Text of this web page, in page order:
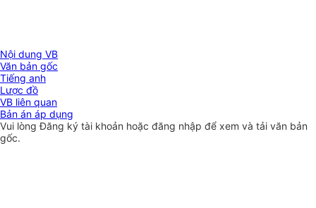
Nội dung VB
Văn bản gốc
Tiếng anh
Lược đồ
VB liên quan
Bản án áp dụng
Vui lòngĐăng ký tài khoản hoặc đăng nhập để xem và tải văn bản
gốc.